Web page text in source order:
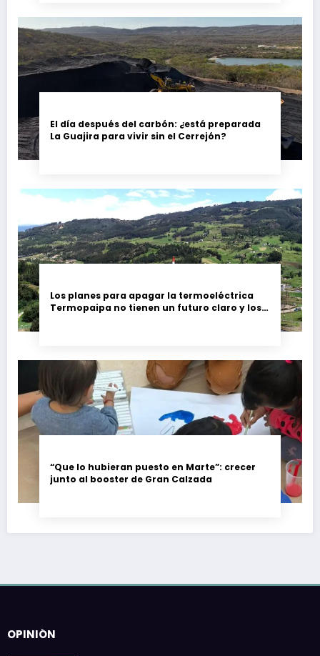
El día después del carbón: ¿está preparada
La Guajira para vivir sin el Cerrejón?
Los planes para apagar la termoeléctrica
Termopaipa no tienen un futuro claro y los
“Que lo hubieran puesto en Marte”: crecer
junto al booster de Gran Calzada
OPINIÓN